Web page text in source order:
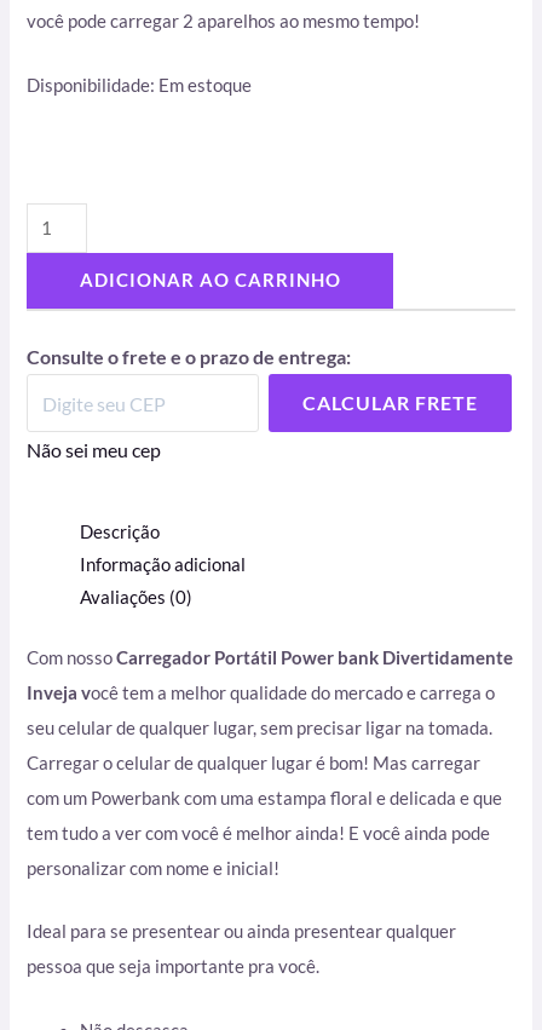
você pode carregar 2 aparelhos ao mesmo tempo!
Disponibilidade: Em estoque
ADICIONAR AO CARRINHO
Consulte o frete e o prazo de entrega:
CALCULAR FRETE
Não sei meu cep
Descrição
Informação adicional
Avaliações (0)
Com nossoCarregador Portátil Power bank Divertidamente
Inveja você tem a melhor qualidade do mercado e carrega o
seu celular de qualquer lugar, sem precisar ligar na tomada.
Carregar o celular de qualquer lugar é bom! Mas carregar
com um Powerbank com uma estampa floral e delicada e que
tem tudo a ver com você é melhor ainda! E você ainda pode
personalizar com nome e inicial!
Ideal para se presentear ou ainda presentear qualquer
pessoa que seja importante pra você.